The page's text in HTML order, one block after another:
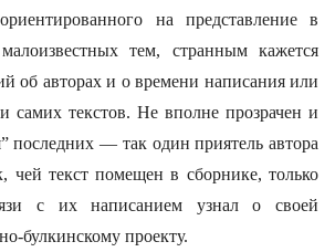
на представление в
тем, странным кажется
об авторах и о времени написания или
самих текстов. Не вполне прозрачен и
последних — так один приятель автора
чей текст помещен в сборнике, только
с их написанием узнал о своей
булкинскому проекту.